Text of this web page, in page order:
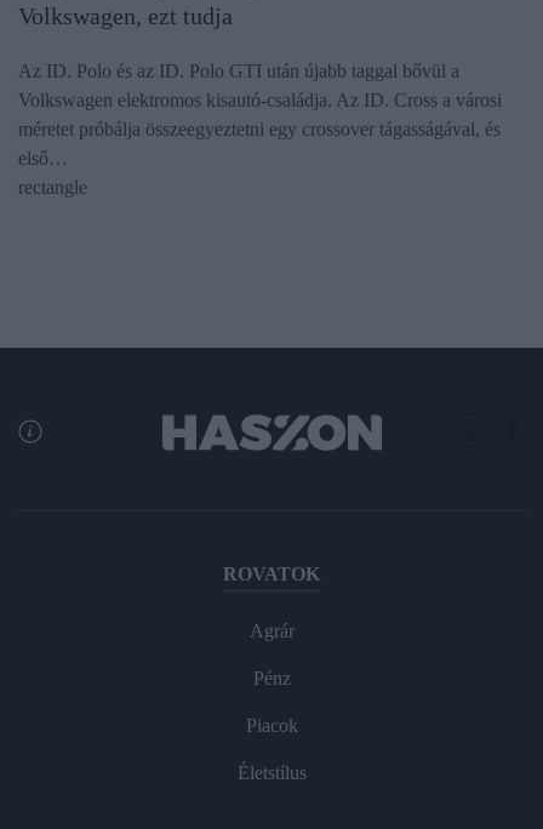
Volkswagen, ezt tudja
Az ID. Polo és az ID. Polo GTI után újabb taggal bővül a
Volkswagen elektromos kisautó-családja. Az ID. Cross a városi
méretet próbálja összeegyeztetni egy crossover tágasságával, és
első…
rectangle
ROVATOK
Agrár
Pénz
Piacok
Életstílus